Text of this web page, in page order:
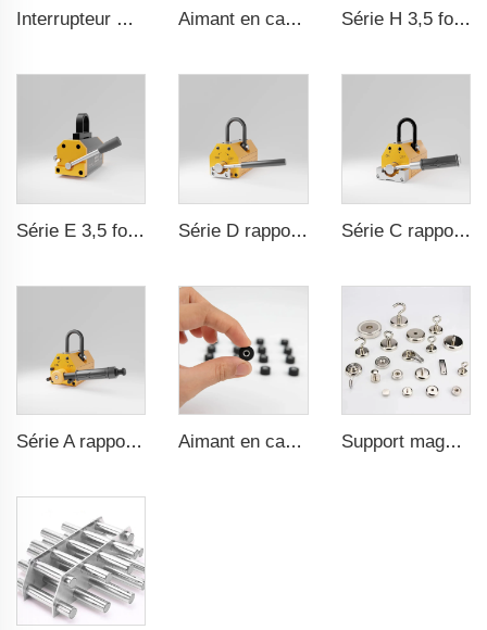
Interrupteur magnétique à commande on/off Aimant en caoutchouc étanche durable Série H 3,5 fois le ratio de sécurité Certification CE
Série E 3,5 fois le ratio de sécurité CE certification ma Série D rapport de sécurité 3,5 fois certification CE ma Série C rapport de sécurité 3,5 fois certification CE ma
Série A rapport de sécurité 3,5 fois certification CE ma Aimant en caoutchouc étanche durable Support magnétique pot avec force d'attraction forte